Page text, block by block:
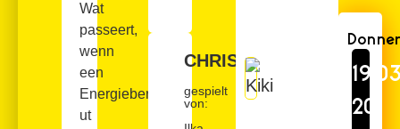
Wat
passeert,
wenn
een
Energieberater
ut
20
CHRISTEL
gespielt
von: